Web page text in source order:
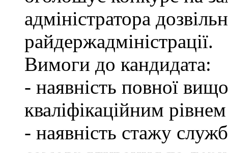
адміністратора
райдержадміністрації.
Вимоги до кандидата:
- наявність повної
кваліфікаційним
- наявність стажу